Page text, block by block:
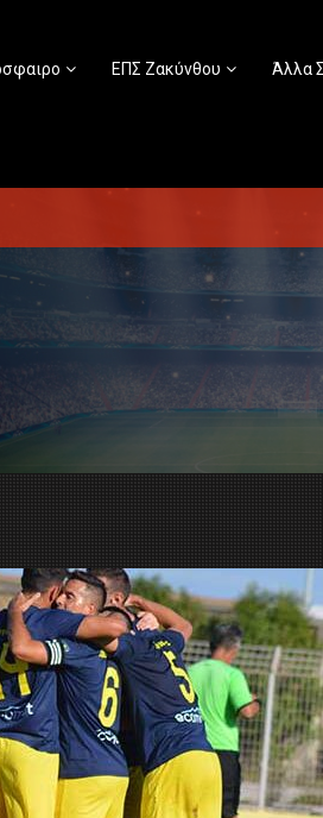
ΕΠΣ Ζακύνθου Άλλα